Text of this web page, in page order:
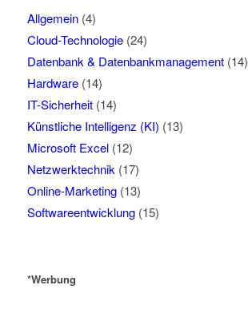
Allgemein(4)
Cloud-Technologie(24)
Datenbank & Datenbankmanagement(14)
Hardware(14)
IT-Sicherheit(14)
Künstliche Intelligenz (KI) (13)
Microsoft Excel(12)
Netzwerktechnik (17)
Online-Marketing(13)
Softwareentwicklung(15)
*Werbung